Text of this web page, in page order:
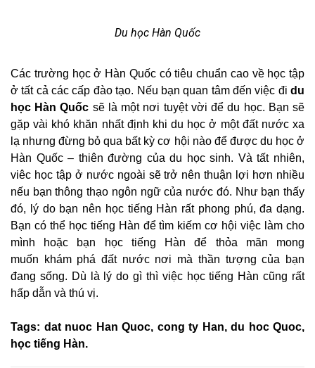
Du học Hàn Quốc
Các trường học ở Hàn Quốc có tiêu chuẩn cao về học tập
ở tất cả các cấp đào tạo. Nếu bạn quan tâm đến việc đi du
học Hàn Quốc sẽ là một nơi tuyệt vời để du học. Bạn sẽ
gặp vài khó khăn nhất định khi du học ở một đất nước xa
lạ nhưng đừng bỏ qua bất kỳ cơ hội nào để được du học ở
Hàn Quốc – thiên đường của du học sinh. Và tất nhiên,
viêc học tập ở nước ngoài sẽ trở nên thuận lợi hơn nhiều
nếu bạn thông thạo ngôn ngữ của nước đó. Như bạn thấy
đó, lý do bạn nên học tiếng Hàn rất phong phú, đa dạng.
Bạn có thể học tiếng Hàn để tìm kiếm cơ hội việc làm cho
mình hoặc bạn học tiếng Hàn để thỏa mãn mong
muốn khám phá đất nước nơi mà thần tượng của bạn
đang sống. Dù là lý do gì thì việc học tiếng Hàn cũng rất
hấp dẫn và thú vị.
Tags: dat nuoc Han Quoc, cong ty Han, du hoc Quoc,
học tiếng Hàn.